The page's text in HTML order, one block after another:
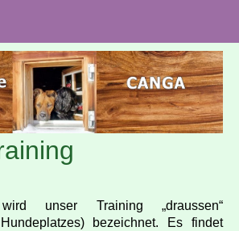
wird unser Training „draussen“
bezeichnet. Es findet